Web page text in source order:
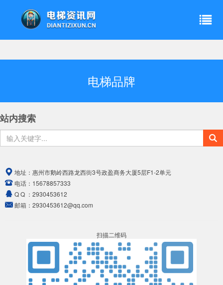
电梯品牌
站内搜索
地址： 惠州市鹅岭西路龙西街3号政盈商务大厦5层F1-2单元
电话： 15678857333
Q Q ： 2930453612
邮箱： 2930453612@qq.com
扫描二维码